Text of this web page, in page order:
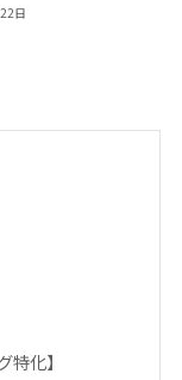
日
特化】